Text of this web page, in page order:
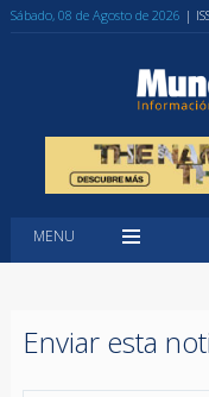
Sábado, 08 de Agosto de 2026 |
MENU
Enviar esta